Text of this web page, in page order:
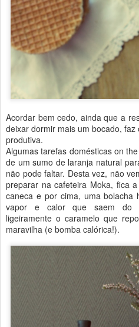
Acordar bem cedo, ainda que a
deixar dormir mais um bocado,
produtiva.
Algumas tarefas domésticas on
de um sumo de laranja natural
não pode faltar. Desta vez, não
preparar na cafeteira Moka, fica
caneca e por cima, uma bolacha
vapor e calor que saem do
ligeiramente o caramelo que
maravilha (e bomba calórica!).